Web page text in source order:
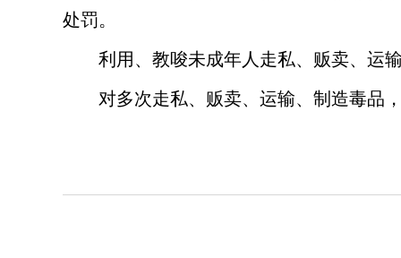
处罚。
利用、教唆未成年人走私、贩卖、运
对多次走私、贩卖、运输、制造毒品